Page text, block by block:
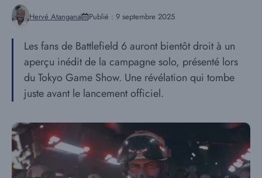
Hervé Atangana Publié : 9 septembre 2025
Les fans de Battlefield 6 auront bientôt droit à un
aperçu inédit de la campagne solo, présenté lors
du Tokyo Game Show. Une révélation qui tombe
juste avant le lancement officiel.